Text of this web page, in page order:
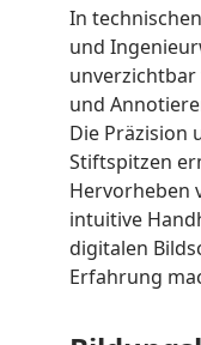
In
und
unverzichtbar
und
Die Präzision
Stiftspitzen
Hervorheben
intuitive
digitalen
Erfahrung